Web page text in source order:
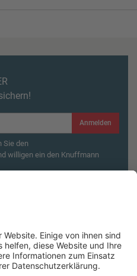
Anmelden
Sie den
willigen ein den Knuffmann